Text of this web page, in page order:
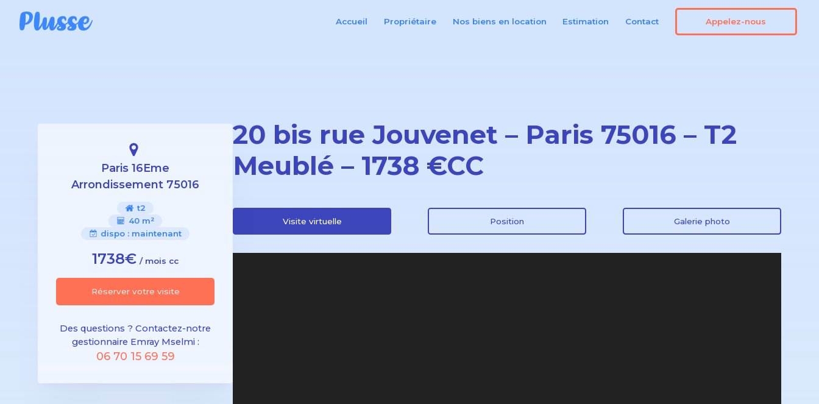
Accueil Propriétaire Nos biens en location Estimation Contact Appelez-nous
Paris 16Eme
Arrondissement 75016
t2
40 m²
dispo : maintenant
1738€ / mois cc
Réserver votre visite
Des questions ? Contactez-notre
gestionnaire Emray Mselmi :
06 70 15 69 59
20 bis rue Jouvenet – Paris 75016 – T2
Meublé – 1738 €CC
Visite virtuelle Position Galerie photo